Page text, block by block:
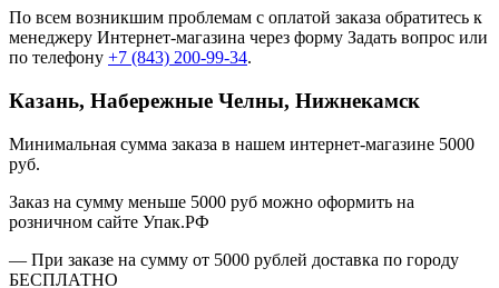
По всем возникшим проблемам с оплатой заказа обратитесь к
менеджеру Интернет-магазина через форму Задать вопрос или
по телефону +7 (843) 200-99-34.
Казань, Набережные Челны, Нижнекамск
Минимальная сумма заказа в нашем интернет-магазине 5000
руб.
Заказ на сумму меньше 5000 руб можно оформить на
розничном сайте Упак.РФ
— При заказе на сумму от 5000 рублей доставка по городу
БЕСПЛАТНО